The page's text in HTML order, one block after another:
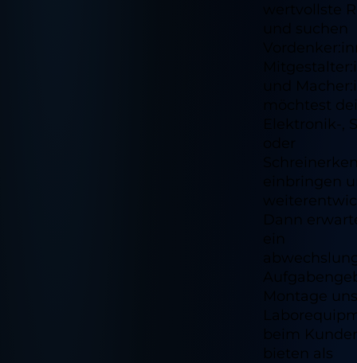
wertvollste
und suchen
und
möchtest
Elektronik-,
einbringen
Dann
Montage
beim
bieten als